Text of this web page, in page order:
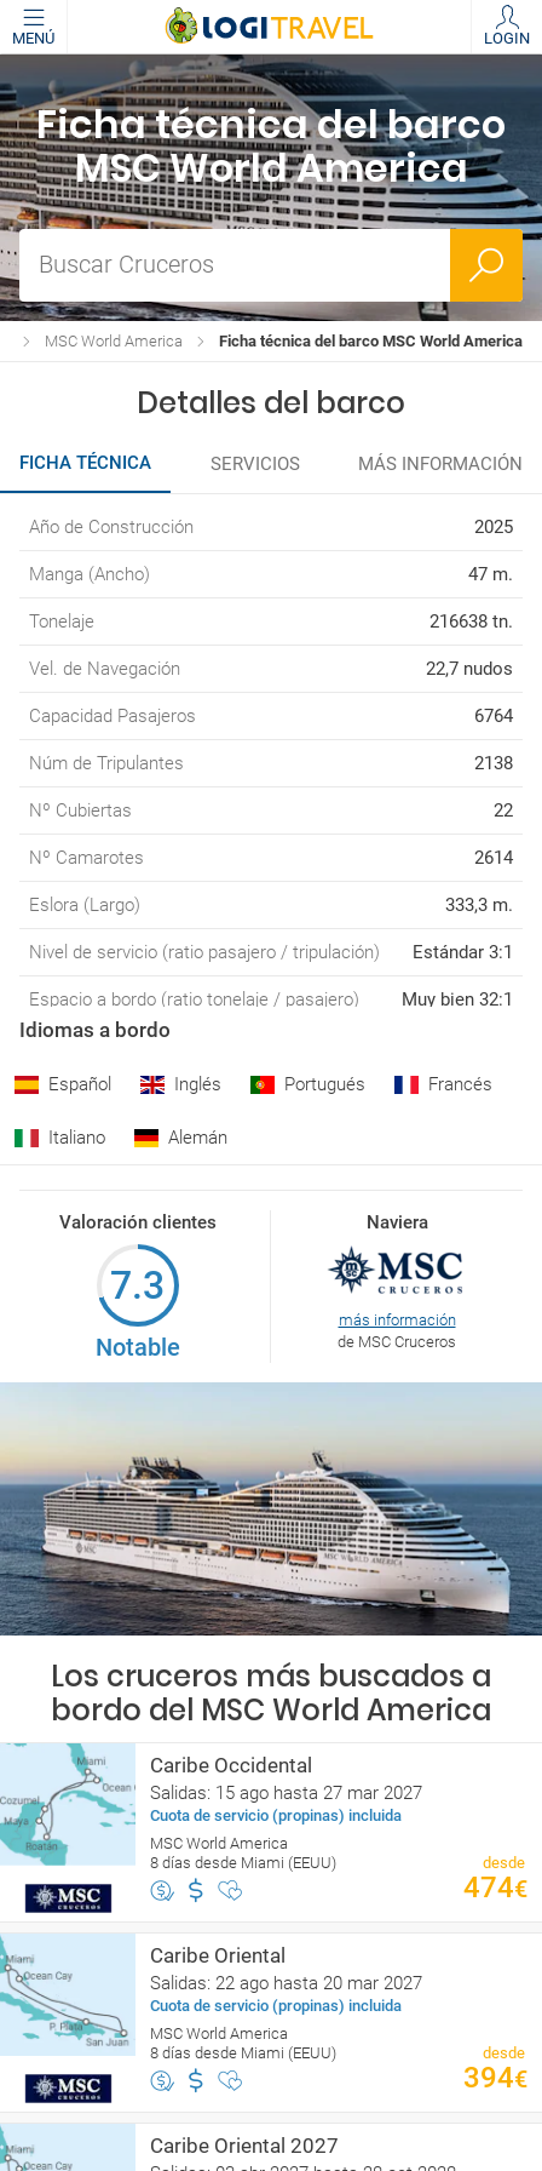
MENÚ LOGIN
Ficha técnica del barco
MSC World America
Buscar Cruceros
Ficha técnica del barco MSC World America
MSC World America
Detalles del barco
FICHA TÉCNICA SERVICIOS MÁS INFORMACIÓN
Año de Construcción 2025
Manga (Ancho) 47 m.
Tonelaje 216638 tn.
Vel. de Navegación 22,7 nudos
Capacidad Pasajeros 6764
Núm de Tripulantes 2138
Nº Cubiertas 22
Nº Camarotes 2614
Eslora (Largo) 333,3 m.
Nivel de servicio (ratio pasajero / tripulación) Estándar 3:1
Espacio a bordo (ratio tonelaje / pasajero) Muy bien 32:1
Idiomas a bordo
Español Inglés Portugués Francés
Italiano Alemán
Valoración clientes
7.3
Notable
Naviera
más información
de MSC Cruceros
Los cruceros más buscados a
bordo del MSC World America
Caribe Occidental
Salidas: 15 ago hasta 27 mar 2027
Cuota de servicio (propinas) incluida
MSC World America
8 días desde Miami (EEUU)
desde
474€
Caribe Oriental
Salidas: 22 ago hasta 20 mar 2027
Cuota de servicio (propinas) incluida
MSC World America
8 días desde Miami (EEUU)
desde
394€
Caribe Oriental 2027